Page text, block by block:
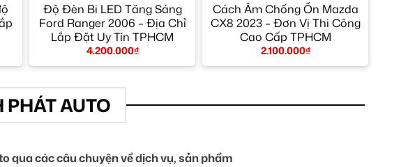
Độ Đèn Bi LED Tăng Sáng
Ford Ranger 2006 – Địa Chỉ
Lắp Đặt Uy Tín TPHCM
4.200.000₫
Cách Âm Chống Ồn Mazda
CX8 2023 – Đơn Vị Thi Công
Cao Cấp TPHCM
2.100.000₫
AUTO
qua các câu chuyện về dịch vụ, sản phẩm